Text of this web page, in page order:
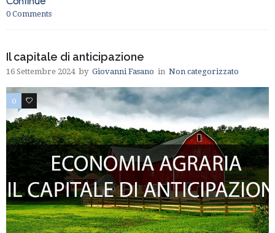
0 Comments
Il capitale di anticipazione
16 Settembre 2024 by Giovanni Fasano in Non categorizzato
0 0